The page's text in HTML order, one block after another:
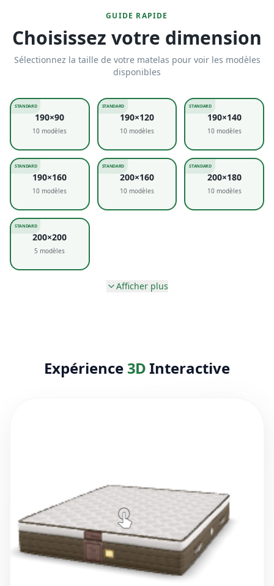
GUIDE RAPIDE
Choisissez votre dimension
Sélectionnez la taille de votre matelas pour voir les modèles
disponibles
STANDARD
190×90
10 modèles
STANDARD
190×120
10modèles
STANDARD
190×140
10modèles
STANDARD
190×160
10 modèles
STANDARD
200×160
10modèles
STANDARD
200×180
10modèles
STANDARD
200×200
5 modèles
Afficher plus
Expérience 3DInteractive